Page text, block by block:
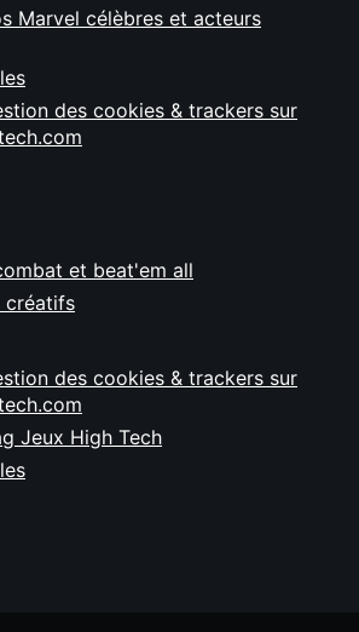
Marvel célèbres et acteurs
des cookies & trackers sur
et beat'em all
créatifs
des cookies & trackers sur
Jeux High Tech